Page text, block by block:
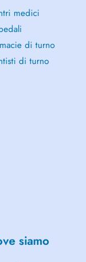
medici
di turno
di turno
siamo